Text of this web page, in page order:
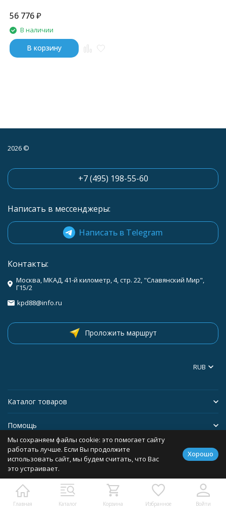
56 776₽
В наличии
В корзину
Главная Каталог Корзина Избранное Войти
2026 ©
+7 (495) 198-55-60
Написать в мессенджеры:
Написать в Telegram
Контакты:
Москва, МКАД, 41-й километр, 4, стр. 22, "Славянский Мир",
Г15/2
kpd88@info.ru
Проложить маршрут
RUB
Каталог товаров
Помощь
Информация
Политика персональных данных
Мы сохраняем файлы cookie: это помогает сайту
работать лучше. Если Вы продолжите
использовать сайт, мы будем считать, что Вас
это устраивает.
Хорошо